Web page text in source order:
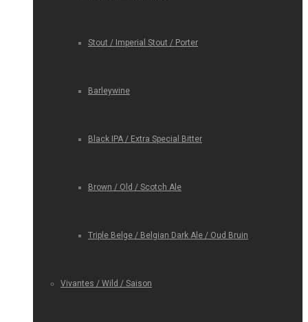
Stout / Imperial Stout / Porter
Barleywine
Black IPA / Extra Special Bitter
Brown / Old / Scotch Ale
Triple Belge / Belgian Dark Ale / Oud Bruin
Vivantes / Wild / Saison